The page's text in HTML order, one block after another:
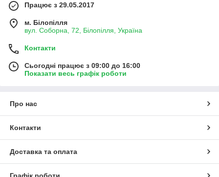
Працює з 29.05.2017
м. Білопілля
вул. Соборна, 72, Білопілля, Україна
Контакти
Сьогодні працює з 09:00 до 16:00
Показати весь графік роботи
Про нас
Контакти
Доставка та оплата
Графік роботи